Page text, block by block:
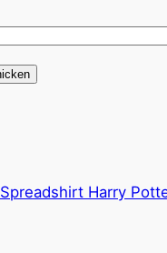
Spreadshirt Harry